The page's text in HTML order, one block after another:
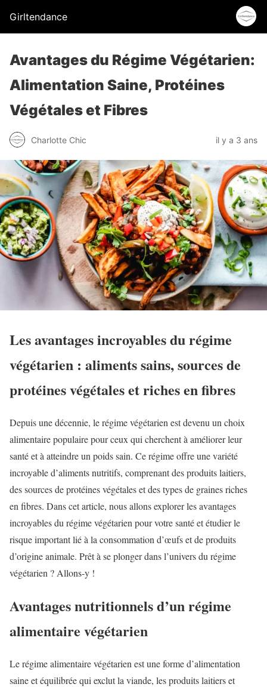
Girltendance
Avantages du Régime Végétarien:
Alimentation Saine, Protéines
Végétales et Fibres
Charlotte Chic il y a 3 ans
Les avantages incroyables du régime
végétarien : aliments sains, sources de
protéines végétales et riches en fibres
Depuis une décennie, le régime végétarien est devenu un choix
alimentaire populaire pour ceux qui cherchent à améliorer leur
santé et à atteindre un poids sain. Ce régime offre une variété
incroyable d’aliments nutritifs, comprenant des produits laitiers,
des sources de protéines végétales et des types de graines riches
en fibres. Dans cet article, nous allons explorer les avantages
incroyables du régime végétarien pour votre santé et étudier le
risque important lié à la consommation d’œufs et de produits
d’origine animale. Prêt à se plonger dans l’univers du régime
végétarien ? Allons-y !
Avantages nutritionnels d’un régime
alimentaire végétarien
Le régime alimentaire végétarien est une forme d’alimentation
saine et équilibrée qui exclut la viande, les produits laitiers et